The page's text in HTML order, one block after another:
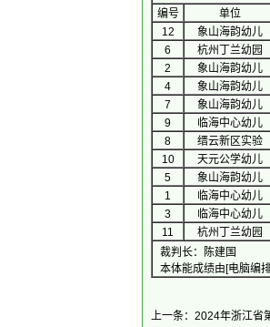
编号 单位
12
象山海韵幼儿
6
杭州丁兰幼园
2
象山海韵幼儿
4
象山海韵幼儿
7
象山海韵幼儿
9
临海中心幼儿
8
缙云新区实验
10
天元公学幼儿
5
象山海韵幼儿
1
临海中心幼儿
3
临海中心幼儿
11
杭州丁兰幼园
裁判长：陈建国
本体能成绩由[电脑编
上一条：2024年浙江省